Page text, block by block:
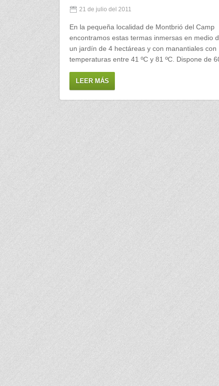
21 de julio del 2011
En la pequeña localidad de Montbrió del Camp
encontramos estas termas inmersas en medio
un jardín de 4 hectáreas y con manantiales con
temperaturas entre 41 ºC y 81 ºC. Dispone de
LEER MÁS